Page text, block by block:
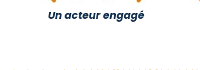
Un acteur engagé